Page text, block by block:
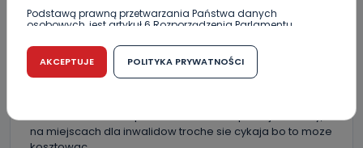
Podstawą prawną przetwarzania Państwa danych
osobowych, jest artykuł 6 Rozporządzenia Parlamentu
r. w sprawie ochrony osób fizycznych w związku z
przetwarzaniem danych osobowych w sprawie
swobodnego przepływu takich danych oraz uchylenia
dyrektywy 95/46/WE (RODO).
Czy jest możliwość cofnięcia zgody?
Podanie danych osobowych jest dobrowolne, nie jest
AKCEPTUJE POLITYKA PRYWATNOŚCI
Raczej znajda sie takie panie które nie bedac w ciąży
rodzicow z dziecmi pod marketami tez parkuja dzbany,
na miejscach dla inwalidow troche sie cykaja bo to moze